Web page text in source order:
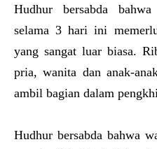
Hudhur bersabda bahwa
selama 3 hari ini
yang sangat luar biasa.
pria, wanita dan anak-
ambil bagian dalam
Hudhur bersabda bahwa